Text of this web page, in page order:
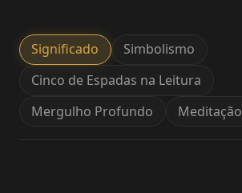
Significado
Simbolismo
Cinco de Espadas na Leitura
Mergulho Profundo
Meditação